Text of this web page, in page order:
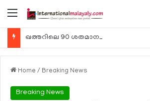
Menu
Home / Breaking News
Breaking News